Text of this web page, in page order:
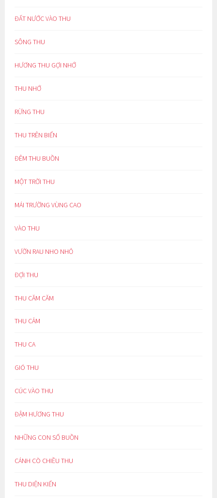
ĐẤT NƯỚC VÀO THU
SÔNG THU
HƯƠNG THU GỢI NHỚ
THU NHỚ
RỪNG THU
THU TRÊN BIỂN
ĐÊM THU BUỒN
MỘT TRỜI THU
MÁI TRƯỜNG VÙNG CAO
VÀO THU
VƯỜN RAU NHO NHỎ
ĐỢI THU
THU CĂM CĂM
THU CẢM
THU CA
GIÓ THU
CÚC VÀO THU
ĐẬM HƯƠNG THU
NHỮNG CON SỐ BUỒN
CÁNH CÒ CHIỀU THU
THU DIỆN KIẾN